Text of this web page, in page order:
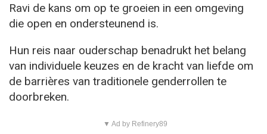
Ravi de kans om op te groeien in een omgeving
die open en ondersteunend is.
Hun reis naar ouderschap benadrukt het belang
van individuele keuzes en de kracht van liefde om
de barrières van traditionele genderrollen te
doorbreken.
▼ Ad by Refinery89